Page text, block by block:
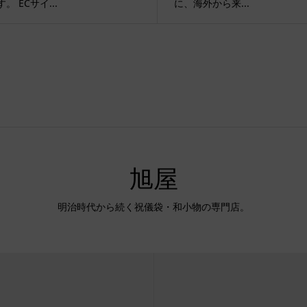
。 ECサイ...
に、海外から来...
旭屋
明治時代から続く祝儀袋・和小物の専門店。